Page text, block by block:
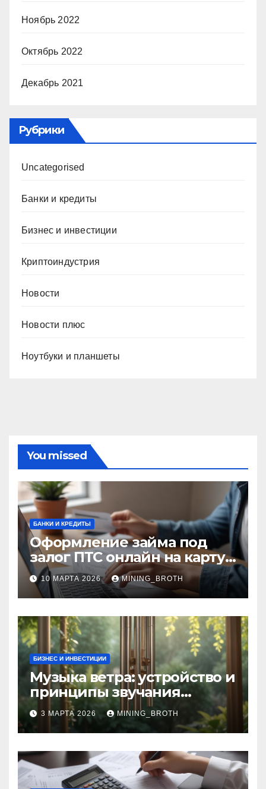
Ноябрь 2022
Октябрь 2022
Декабрь 2021
Рубрики
Uncategorised
Банки и кредиты
Бизнес и инвестиции
Криптоиндустрия
Новости
Новости плюс
Ноутбуки и планшеты
You missed
БАНКИ И КРЕДИТЫ
Оформление займа под
залог ПТС онлайн на карту
без визита в офис: порядок,
требования и документы
10 МАРТА 2026 MINING_BROTH
БИЗНЕС И ИНВЕСТИЦИИ
Музыка ветра: устройство и
принципы звучания
колокольчиков
3 МАРТА 2026 MINING_BROTH